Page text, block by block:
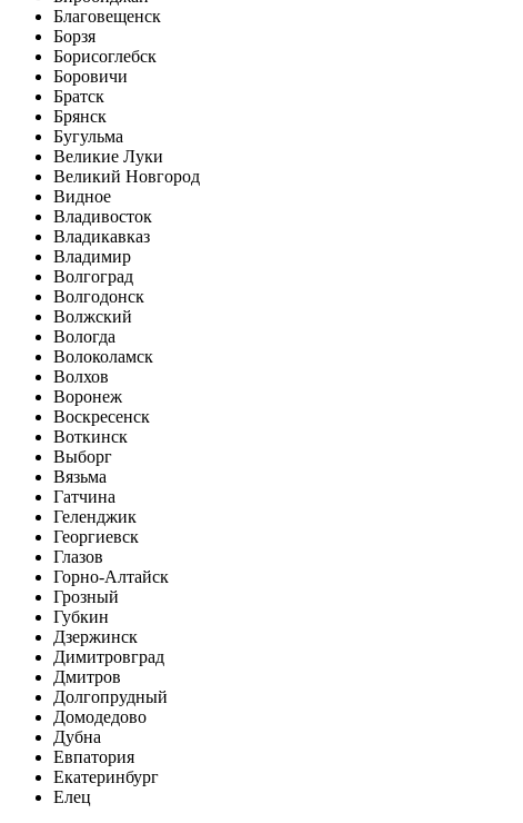
Благовещенск
Борзя
Борисоглебск
Боровичи
Братск
Брянск
Бугульма
Великие Луки
Великий Новгород
Видное
Владивосток
Владикавказ
Владимир
Волгоград
Волгодонск
Волжский
Вологда
Волоколамск
Волхов
Воронеж
Воскресенск
Воткинск
Выборг
Вязьма
Гатчина
Геленджик
Георгиевск
Глазов
Горно-Алтайск
Грозный
Губкин
Дзержинск
Димитровград
Дмитров
Долгопрудный
Домодедово
Дубна
Евпатория
Екатеринбург
Елец